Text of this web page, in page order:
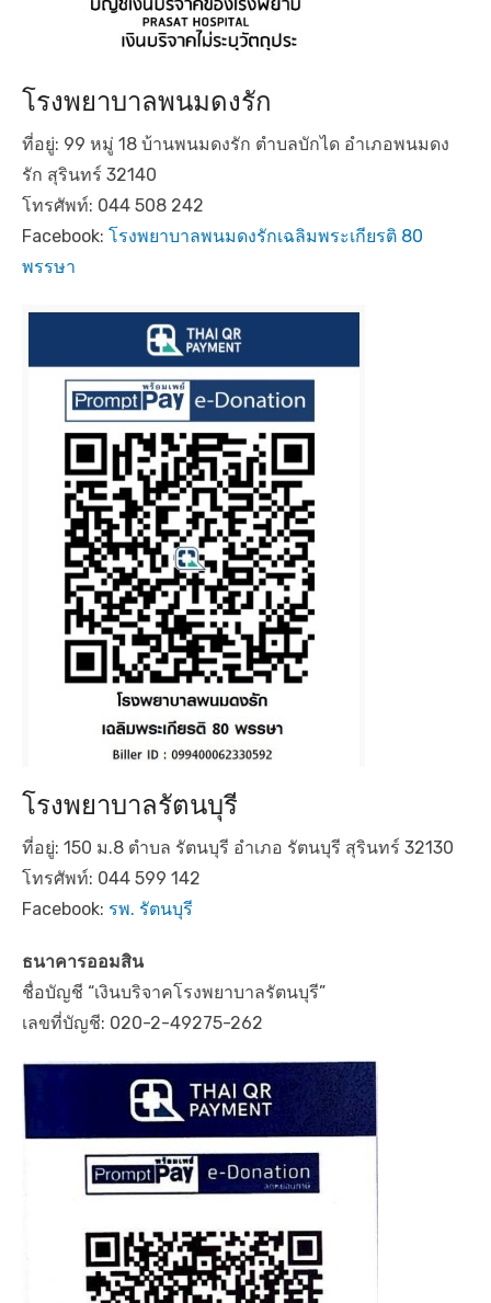
โรงพยาบาลพนมดงรัก
ที่อยู่: 99 หมู่ 18 บ้านพนมดงรัก ตำบลบักได อำเภอพนมดง
รัก สุรินทร์ 32140
โทรศัพท์: 044 508 242
Facebook: โรงพยาบาลพนมดงรักเฉลิมพระเกียรติ 80
พรรษา
โรงพยาบาลรัตนบุรี
ที่อยู่: 150 ม.8 ตำบล รัตนบุรี อำเภอ รัตนบุรี สุรินทร์ 32130
โทรศัพท์: 044 599 142
Facebook: รพ. รัตนบุรี
ธนาคารออมสิน
ชื่อบัญชี “เงินบริจาคโรงพยาบาลรัตนบุรี”
เลขที่บัญชี: 020-2-49275-262